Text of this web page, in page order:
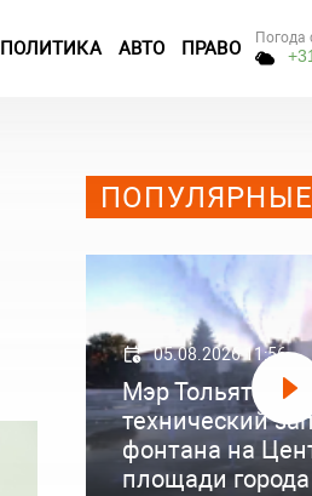
ПОЛИТИКА АВТО ПРАВО Погода
05.08.2026 11:56
Мэр Тольятти
технический
фонтана на
площади города